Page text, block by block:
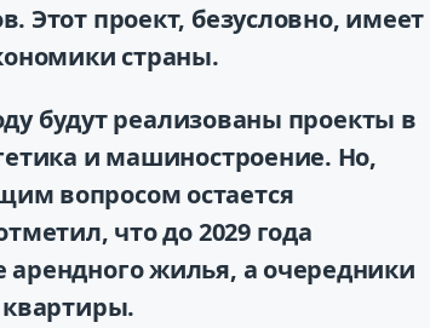
Этот проект, безусловно, имеет
страны.
будут реализованы проекты в
и машиностроение. Но,
вопросом остается
что до 2029 года
жилья, а очередники
квартиры.